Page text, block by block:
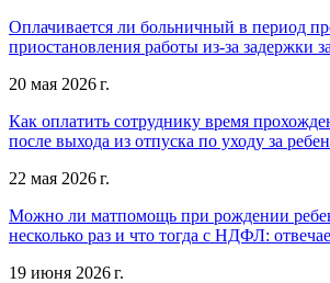
Оплачивается ли больничный в период
приостановления работы из-за задержки
20 мая 2026 г.
Как оплатить сотруднику время
после выхода из отпуска по уходу за
22 мая 2026 г.
Можно ли матпомощь при рождении
несколько раз и что тогда с НДФЛ:
19 июня 2026 г.